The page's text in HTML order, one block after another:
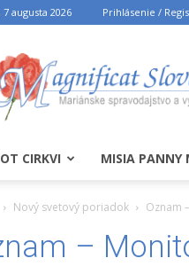
augusta 2026 Prihlásenie /
CIRKVI MISIA PANNY
Nový svetový poriadok Oznam
–